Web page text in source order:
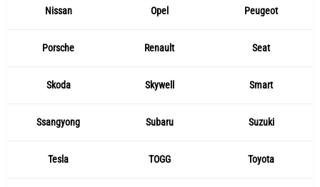
Nissan Opel Peugeot
Porsche Renault Seat
Skoda Skywell Smart
Ssangyong Subaru Suzuki
Tesla TOGG Toyota